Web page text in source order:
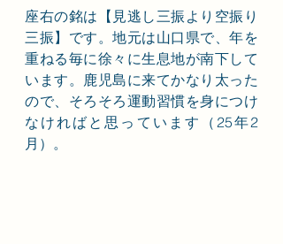
座右の銘は【見逃し三振より空振り
三振】です。地元は山口県で、年を
重ねる毎に徐々に生息地が南下して
います。鹿児島に来てかなり太った
ので、そろそろ運動習慣を身につけ
なければと思っています（25年2
月）。